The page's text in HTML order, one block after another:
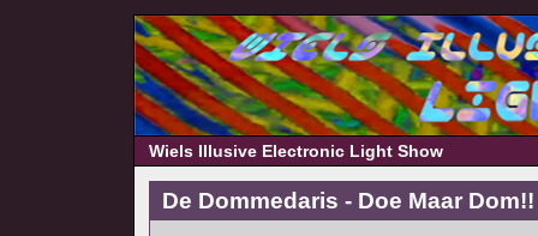
Wiels Illusive Electronic Light Show
De Dommedaris - Doe Maar